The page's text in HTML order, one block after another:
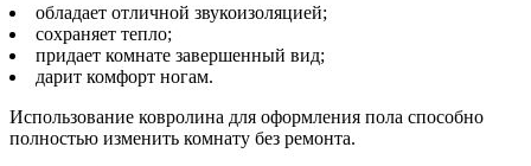
обладает отличной звукоизоляцией;
сохраняет тепло;
придает комнате завершенный вид;
дарит комфорт ногам.
Использование ковролина для оформления пола способно
полностью изменить комнату без ремонта.